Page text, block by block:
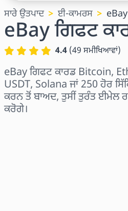
ਸਾਰੇ ਉਤਪਾਦ ਈ-ਕਾਮਰਸ eBay
eBay ਗਿਫਟ
4.4 (49 ਸਮੀਖਿਆਵਾਂ)
eBay ਗਿਫਟ ਕਾਰਡ Bitcoin,
USDT, Solana ਜਾਂ 250 ਹੋਰ
ਕਰਨ ਤੋਂ ਬਾਅਦ, ਤੁਸੀਂ ਤੁਰੰਤ ਈਮੇਲ
ਕਰੋਗੇ।